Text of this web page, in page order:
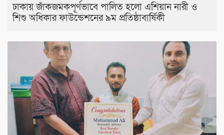
ঢাকায় জাঁকজমকপূর্ণভাবে পালিত হলো এশিয়ান নারী ও
শিশু অধিকার ফাউন্ডেশনের ৯ম প্রতিষ্ঠাবার্ষিকী